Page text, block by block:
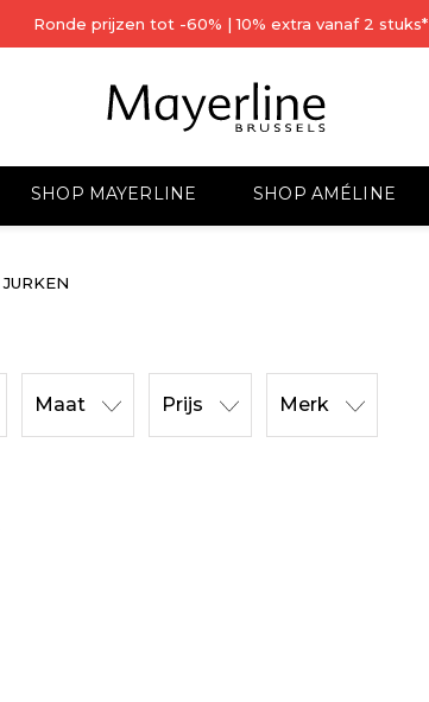
Ronde prijzen tot -60% | 10% extra vanaf 2 stuks*
SHOP MAYERLINE SHOP AMÉLINE
JURKEN
Maat Prijs Merk